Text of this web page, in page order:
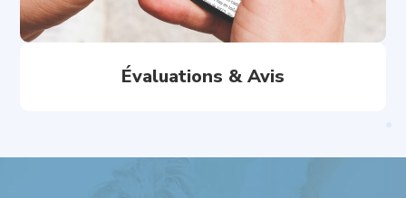
Évaluations & Avis